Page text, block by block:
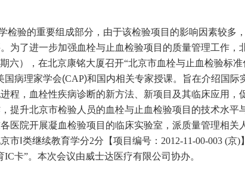
检验的重要组成部分，由于该检验项目的影响因素较多
为了进一步加强血栓与止血检验项目的质量管理工作，
期六），在北京康铭大厦召开“北京市血栓与止血检验标
国病理家学会(CAP)和国内相关专家授课。旨在介绍国际
程，血栓性疾病诊断的新方法、新项目及其临床应用，
提升北京市检验人员的血栓与止血检验项目的技术水平
医院开展凝血检验项目的临床实验室，派质量管理相关
市Ⅰ类继续教育学分2分 【项目编号： 2012-11-00-003 (京)
IC卡”。本次会议由威士达医疗有限公司协办。